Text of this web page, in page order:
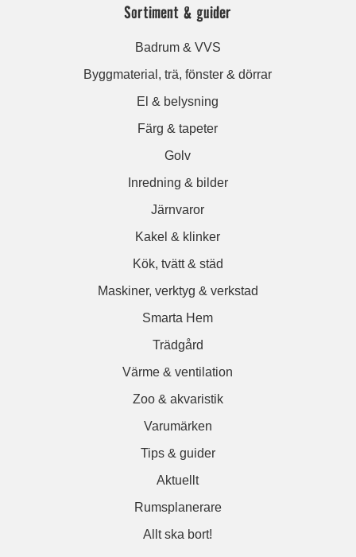
Sortiment & guider
Badrum & VVS
Byggmaterial, trä, fönster & dörrar
El & belysning
Färg & tapeter
Golv
Inredning & bilder
Järnvaror
Kakel & klinker
Kök, tvätt & städ
Maskiner, verktyg & verkstad
Smarta Hem
Trädgård
Värme & ventilation
Zoo & akvaristik
Varumärken
Tips & guider
Aktuellt
Rumsplanerare
Allt ska bort!